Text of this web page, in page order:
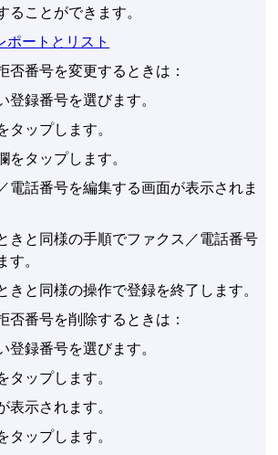
ることができます。
ポートとリスト
否番号を変更するときは：
登録番号を選びます。
タップします。
をタップします。
電話番号を編集する画面が表示されま
きと同様の手順でファクス／電話番号
す。
きと同様の操作で登録を終了します。
否番号を削除するときは：
登録番号を選びます。
タップします。
表示されます。
タップします。